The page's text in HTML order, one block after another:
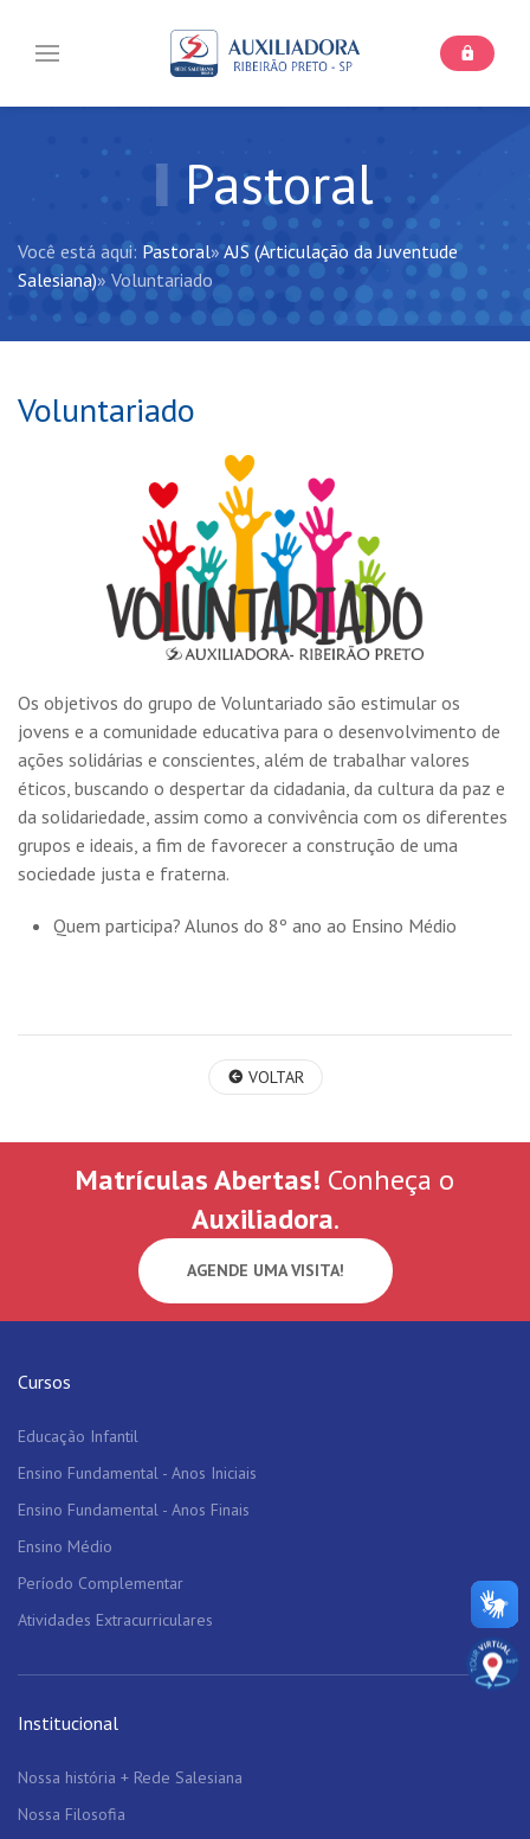
Pastoral
Você está aqui: Pastoral»AJS (Articulação da Juventude
Salesiana)» Voluntariado
Voluntariado
Os objetivos do grupo de Voluntariado são estimular os
jovens e a comunidade educativa para o desenvolvimento de
ações solidárias e conscientes, além de trabalhar valores
éticos, buscando o despertar da cidadania, da cultura da paz e
da solidariedade, assim como a convivência com os diferentes
grupos e ideais, a fim de favorecer a construção de uma
sociedade justa e fraterna.
Quem participa? Alunos do 8º ano ao Ensino Médio
VOLTAR
Matrículas Abertas! Conheça o
Auxiliadora.
AGENDE UMA VISITA!
Cursos
Educação Infantil
Ensino Fundamental - Anos Iniciais
Ensino Fundamental - Anos Finais
Ensino Médio
Período Complementar
Atividades Extracurriculares
Institucional
Nossa história + Rede Salesiana
Nossa Filosofia